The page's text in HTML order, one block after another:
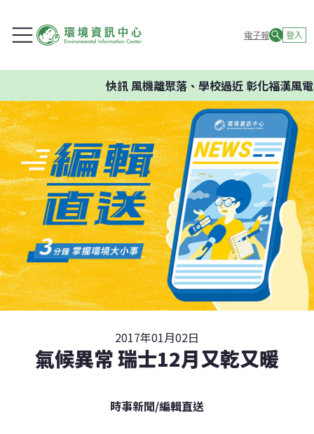
電子報 登入
快訊風機離聚落、學校過近 彰化福漢風電
2017年01月02日
氣候異常 瑞士12月又乾又暖
時事新聞/編輯直送